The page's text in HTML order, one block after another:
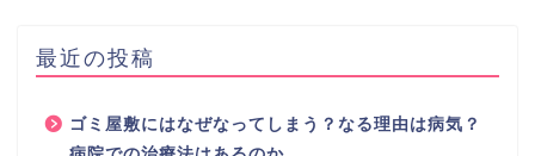
最近の投稿
ゴミ屋敷にはなぜなってしまう？なる理由は病気？